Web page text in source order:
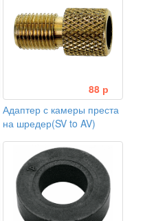
88 р
Адаптер с камеры преста
на шредер(SV to AV)